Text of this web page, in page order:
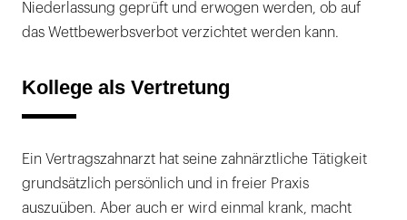
Niederlassung geprüft und erwogen werden, ob auf
das Wettbewerbsverbot verzichtet werden kann.
Kollege als Vertretung
Ein Vertragszahnarzt hat seine zahnärztliche Tätigkeit
grundsätzlich persönlich und in freier Praxis
auszuüben. Aber auch er wird einmal krank, macht